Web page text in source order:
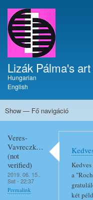
Keresés a tartalomban
Lizák Pálma's
Hungarian
English
Fő
Show — Fő navigáció
Home
Krónika
Művészi pályafutás
Paintings
Enamels
Writings
Dokumentumok
Guestbook
Veres-
Vavreczk…
(not
verified)
2019. 06. 15.,
Sat - 22:37
Permalink
a
két